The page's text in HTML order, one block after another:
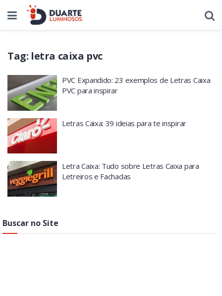
Tag: letra caixa pvc
PVC Expandido: 23 exemplos de Letras Caixa
PVC para inspirar
Letras Caixa: 39 ideias para te inspirar
Letra Caixa: Tudo sobre Letras Caixa para
Letreiros e Fachadas
Buscar no Site